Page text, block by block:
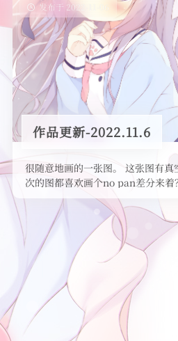
发布于 2022-11-06
作品更新-2022.11.6
很随意地画的一张图。 这张图有
次的图都喜欢画个no pan差分来着